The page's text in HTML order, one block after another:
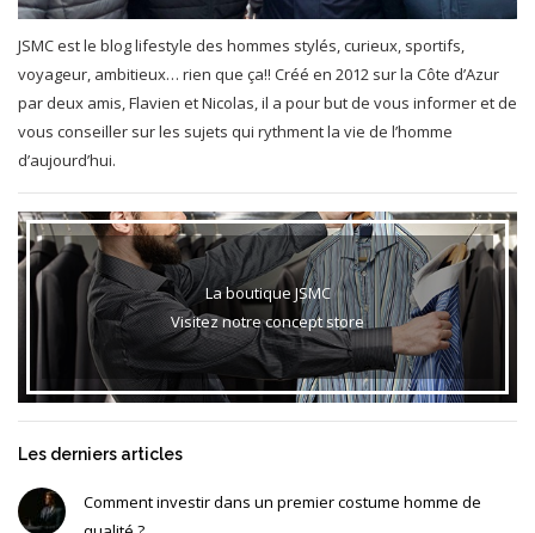
JSMC est le blog lifestyle des hommes stylés, curieux, sportifs,
voyageur, ambitieux… rien que ça!! Créé en 2012 sur la Côte d’Azur
par deux amis, Flavien et Nicolas, il a pour but de vous informer et de
vous conseiller sur les sujets qui rythment la vie de l’homme
d’aujourd’hui.
La boutique JSMC
Visitez notre concept store
Les derniers articles
Comment investir dans un premier costume homme de